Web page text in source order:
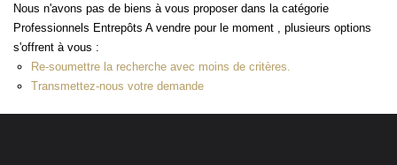
Budget max Plus de critères
Nous n'avons pas de biens à vous proposer dans la catégorie
Professionnels Entrepôts A vendre pour le moment , plusieurs options
s'offrent à vous :
Re-soumettre la recherche avec moins de critères.
Transmettez-nous votre demande